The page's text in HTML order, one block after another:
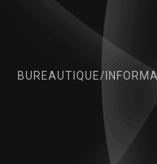
BUREAUTIQUE/